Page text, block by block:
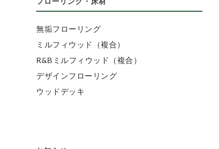
無垢フローリング
ミルフィウッド（複合）
R&Bミルフィウッド（複合）
デザインフローリング
ウッドデッキ